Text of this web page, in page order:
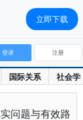
国际关系 社会学
登录 注册
问题与有效路
立即下载